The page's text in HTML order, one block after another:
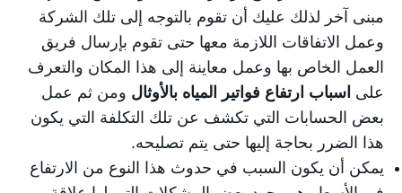
مبنى آخر لذلك عليك أن تقوم بالتوجه إلى تلك الشركة
وعمل الاتفاقات اللازمة معها حتى تقوم بإرسال فريق
العمل الخاص بها وعمل معاينة إلى هذا المكان والتعرف
على اسباب ارتفاع فواتير المياه بالأوثال ومن ثم عمل
بعض الحسابات التي تكشف عن تلك التكلفة التي يكون
هذا الضرر بحاجة إليها حتى يتم تصليحه.
يمكن أن يكون السبب في حدوث هذا النوع من الارتفاع